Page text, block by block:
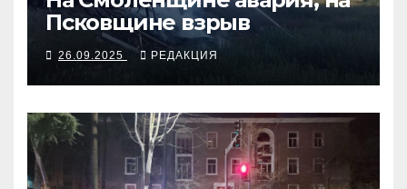
Псковщине взрыв
26.09.2025 РЕДАКЦИЯ